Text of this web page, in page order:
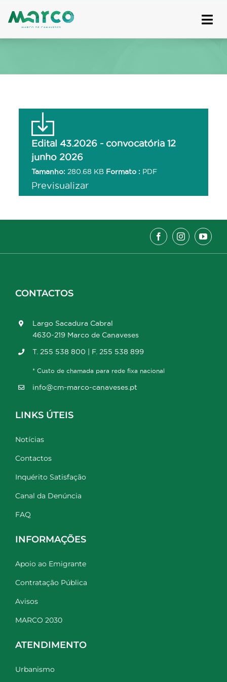
to
Edital 43.2026 - convocatória 12
junho 2026
Tamanho: 280.68 KB Formato : PDF
Previsualizar
CONTACTOS
Largo Sacadura Cabral
4630-219 Marco de Canaveses
T. 255 538 800 | F. 255 538 899
* Custo de chamada para rede fixa nacional
info@cm-marco-canaveses.pt
LINKS ÚTEIS
Notícias
Contactos
Inquérito Satisfação
Canal da Denúncia
FAQ
INFORMAÇÕES
Apoio ao Emigrante
Contratação Pública
Avisos
MARCO 2030
ATENDIMENTO
Urbanismo